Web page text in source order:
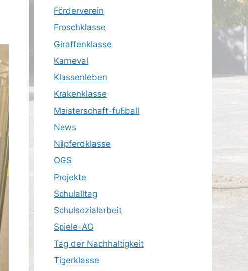
Förderverein
Froschklasse
Giraffenklasse
Karneval
Klassenleben
Krakenklasse
Meisterschaft-fußball
News
Nilpferdklasse
OGS
Projekte
Schulalltag
Schulsozialarbeit
Spiele-AG
Tag der Nachhaltigkeit
Tigerklasse